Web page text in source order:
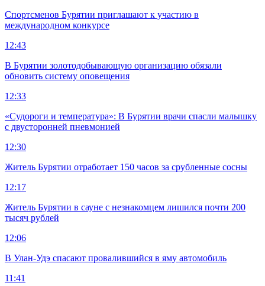
Спортсменов Бурятии приглашают к участию в
международном конкурсе
12:43
В Бурятии золотодобывающую организацию обязали
обновить систему оповещения
12:33
«Судороги и температура»: В Бурятии врачи спасли малышку
с двусторонней пневмонией
12:30
Житель Бурятии отработает 150 часов за срубленные сосны
12:17
Житель Бурятии в сауне с незнакомцем лишился почти 200
тысяч рублей
12:06
В Улан-Удэ спасают провалившийся в яму автомобиль
11:41